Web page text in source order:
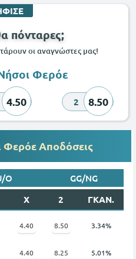
πόνταρες;
οι αναγνώστες μας!
Φερόε
4.50 2 8.50
Φερόε Αποδόσεις
O
GG/NG
X 2 ΓΚΑΝ.
4.40 8.50 3.34%
4.40 8.25 5.01%